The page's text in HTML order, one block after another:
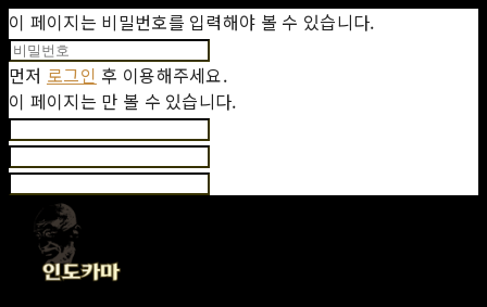
이 페이지는 비밀번호를 입력해야 볼 수 있습니다.
먼저 로그인 후 이용해주세요.
이 페이지는 만 볼 수 있습니다.